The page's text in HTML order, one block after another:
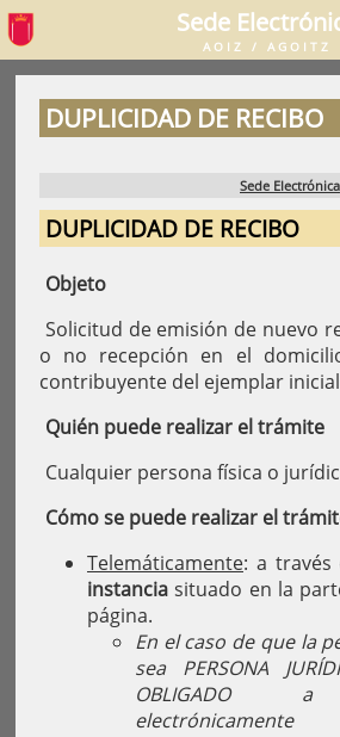
Sede
AOIZ / AGOITZ
DUPLICIDAD DE RECIBO
Sede Electrónica
DUPLICIDAD DE RECIBO
Objeto
Solicitud de emisión de nuevo
o no recepción en el
contribuyente del ejemplar
Quién puede realizar el trámite
Cualquier persona física o
Cómo se puede realizar el
Telemáticamente: a través
instancia situado en la
página.
En el caso de que la
sea PERSONA
OBLIGADO a